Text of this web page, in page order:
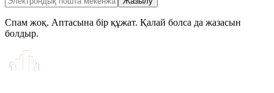
Спам жоқ. Аптасына бір құжат. Қалай болса да жазасын
болдыр.